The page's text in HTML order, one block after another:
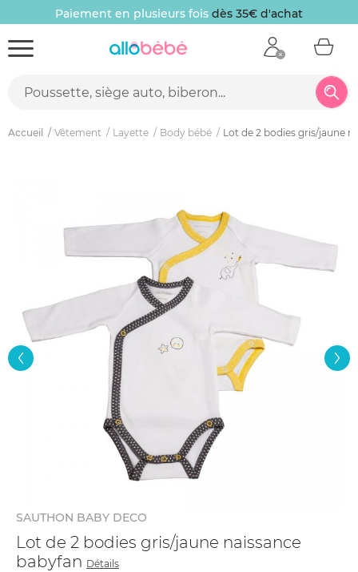
Paiement en plusieurs fois dès 35€ d'achat
Accueil Vêtement Layette Body bébé Lot de 2 bodies gris/jaune
SAUTHON BABY DECO
Lot de 2 bodies gris/jaune naissance
babyfan Détails